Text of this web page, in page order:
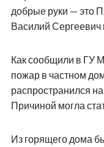
добрые руки — это
Василий
Как сообщили в ГУ
пожар в частном
распространился
Причиной могла
Из горящего дома